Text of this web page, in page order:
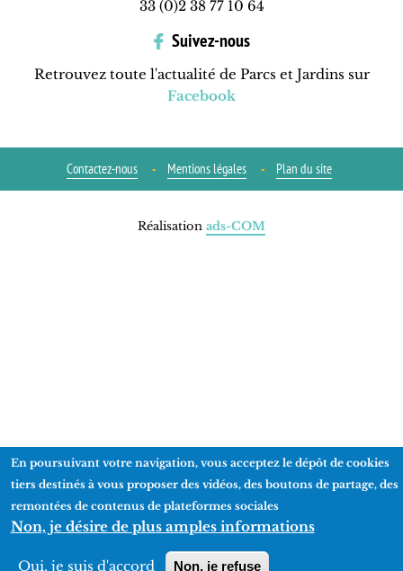
33 (0)2 38 77 10 64
Suivez-nous
Retrouvez toute l'actualité de Parcs et Jardins sur
Facebook
Contactez-nous Mentions légales Plan du site
Réalisation ads-COM
En poursuivant votre navigation, vous acceptez le dépôt de cookies
tiers destinés à vous proposer des vidéos, des boutons de partage, des
remontées de contenus de plateformes sociales
Non, je désire de plus amples informations
Oui, je suis d'accord Non, je refuse